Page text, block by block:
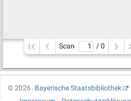
Scan / 0
©2026
Bayerische Staatsbibliothek